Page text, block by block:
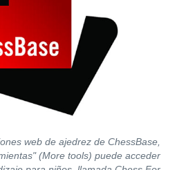
web de ajedrez de ChessBase,
(More tools) puede acceder